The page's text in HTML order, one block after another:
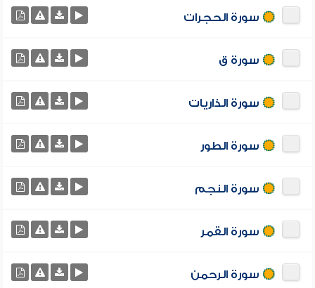
سورة الحجرات
سورة ق
سورة الذاريات
سورة الطور
سورة النجم
سورة القمر
سورة الرحمن